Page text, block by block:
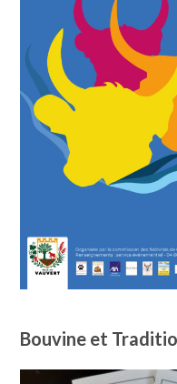
Bouvine et